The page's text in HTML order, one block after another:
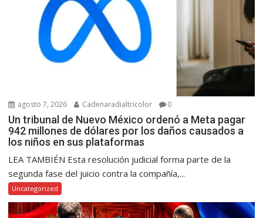
agosto 7, 2026 Cadenaradialtricolor 0
Un tribunal de Nuevo México ordenó a Meta pagar
942 millones de dólares por los daños causados a
los niños en sus plataformas
LEA TAMBIÉN Esta resolución judicial forma parte de la
segunda fase del juicio contra la compañía,...
Uncategorized